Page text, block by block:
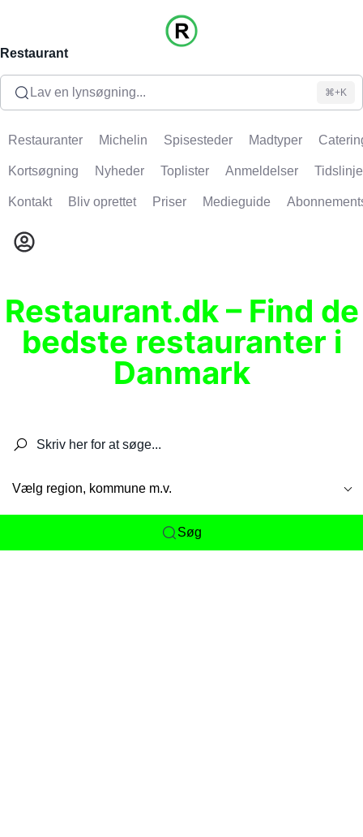
Restaurant
Lav en lynsøgning... ⌘+K
Restauranter Michelin Spisesteder Madtyper
Kortsøgning Nyheder Toplister Anmeldelser Tidslinje
Kontakt Bliv oprettet Priser Medieguide
Restaurant.dk – Find de
bedste restauranter i
Danmark
Vælg region, kommune m.v.
Søg